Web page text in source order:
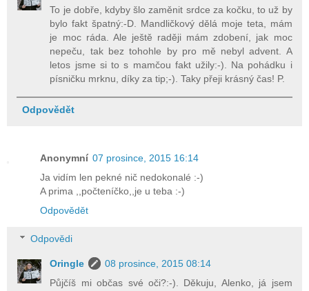
To je dobře, kdyby šlo zaměnit srdce za kočku, to už by
bylo fakt špatný:-D. Mandličkový dělá moje teta, mám
je moc ráda. Ale ještě raději mám zdobení, jak moc
nepeču, tak bez tohohle by pro mě nebyl advent. A
letos jsme si to s mamčou fakt užily:-). Na pohádku i
písničku mrknu, díky za tip;-). Taky přeji krásný čas! P.
Odpovědět
Anonymní 07 prosince, 2015 16:14
Ja vidím len pekné nič nedokonalé :-)
A prima ,,počteníčko,,je u teba :-)
Odpovědět
Odpovědi
Oringle
08 prosince, 2015 08:14
Půjčíš mi občas své oči?:-). Děkuju, Alenko, já jsem